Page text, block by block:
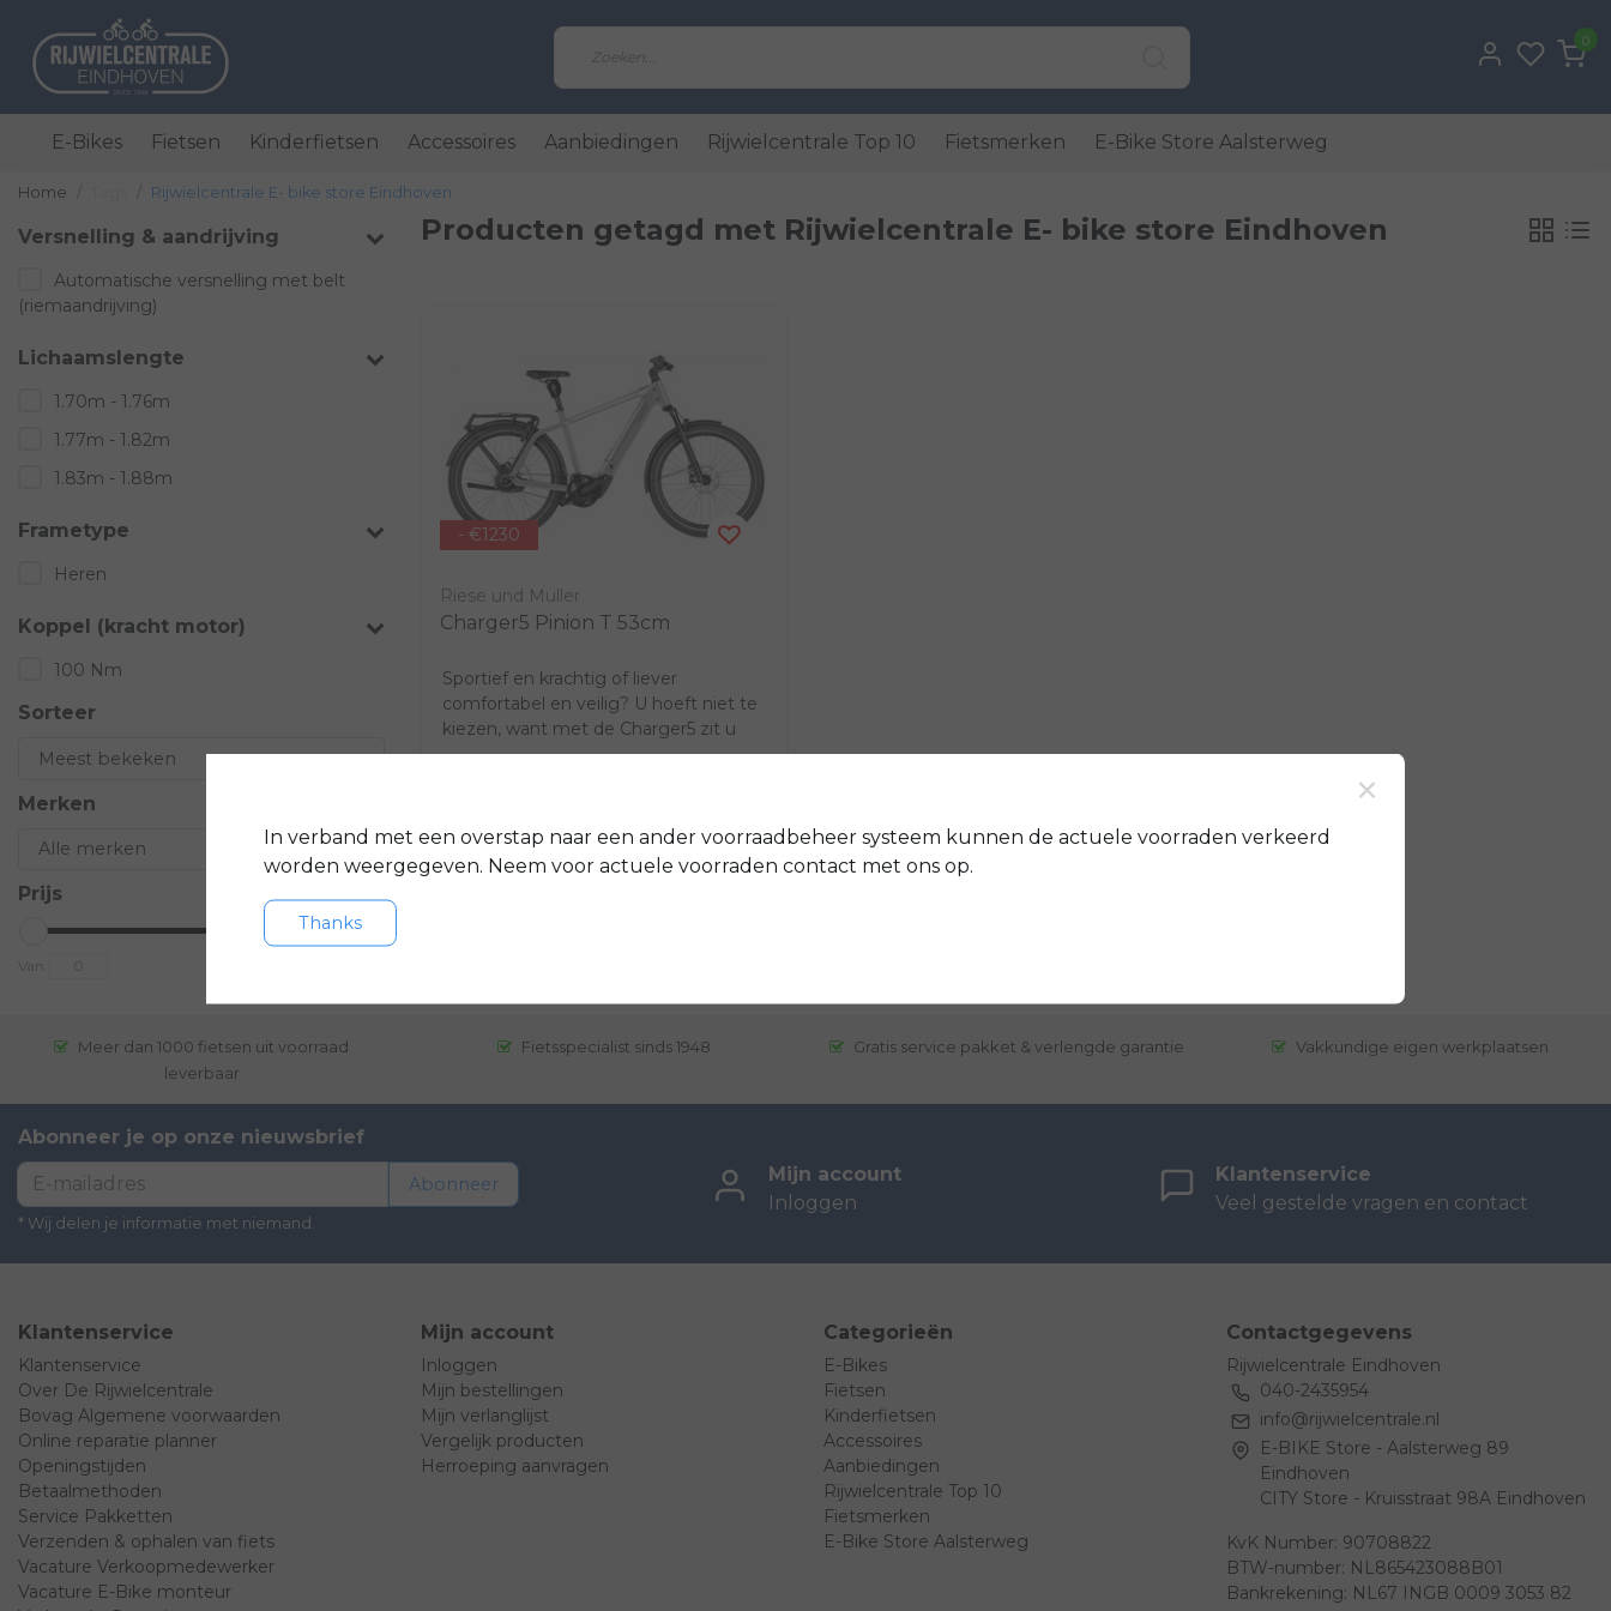
0
E-Bikes Fietsen Kinderfietsen Accessoires Aanbiedingen Rijwielcentrale Top 10 Fietsmerken E-Bike Store Aalsterweg
Home Rijwielcentrale E- bike store Eindhoven
Versnelling & aandrijving
Automatische versnelling met belt
(riemaandrijving)
Lichaamslengte
1.70m - 1.76m
1.77m - 1.82m
1.83m - 1.88m
Frametype
Heren
Koppel (kracht motor)
100 Nm
Sorteer
Merken
Prijs
Van
Producten getagd met Rijwielcentrale E- bike store Eindhoven
- €1230
Riese und Muller
Charger5 Pinion T 53cm
Sportief en krachtig of liever
comfortabel en veilig? U hoeft niet te
kiezen, want met de Charger5 zit u
altijd goed. De...
Vergelijk
Meer dan 1000 fietsen uit voorraad
leverbaar
Fietsspecialist sinds 1948 Gratis service pakket & verlengde garantie Vakkundige eigen werkplaatsen
Abonneer je op onze nieuwsbrief
Abonneer
* Wij delen je informatie met niemand.
Mijn account
Inloggen
Klantenservice
Veel gestelde vragen en contact
Klantenservice
Klantenservice
Over De Rijwielcentrale
Bovag Algemene voorwaarden
Online reparatie planner
Openingstijden
Betaalmethoden
Service Pakketten
Verzenden & ophalen van fiets
Vacature Verkoopmedewerker
Vacature E-Bike monteur
Mijn account
Inloggen
Mijn bestellingen
Mijn verlanglijst
Vergelijk producten
Herroeping aanvragen
Categorieën
E-Bikes
Fietsen
Kinderfietsen
Accessoires
Aanbiedingen
Rijwielcentrale Top 10
Fietsmerken
E-Bike Store Aalsterweg
Contactgegevens
Rijwielcentrale Eindhoven
040-2435954
info@rijwielcentrale.nl
E-BIKE Store - Aalsterweg 89
Eindhoven
CITY Store - Kruisstraat 98A Eindhoven
KvK Number: 90708822
BTW-number: NL865423088B01
Bankrekening: NL67 INGB 0009 3053 82
×
In verband met een overstap naar een ander voorraadbeheer systeem kunnen de actuele voorraden verkeerd
worden weergegeven. Neem voor actuele voorraden contact met ons op.
Thanks